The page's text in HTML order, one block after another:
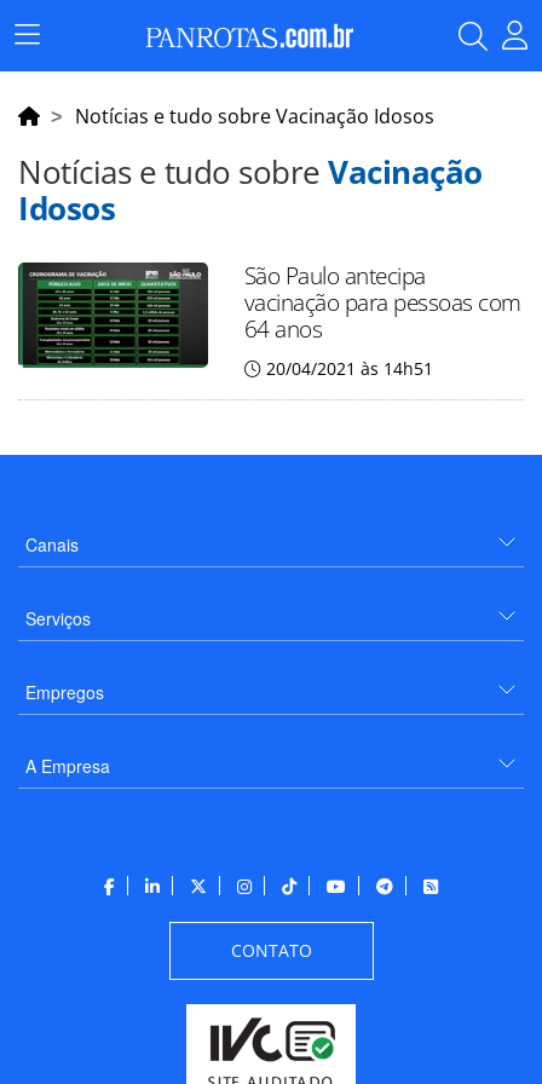
Menu
Principal
Notícias e tudo sobre Vacinação Idosos
Notícias e tudo sobreVacinação
Idosos
São Paulo antecipa
vacinação para pessoas com
64 anos
20/04/2021 às 14h51
Canais
Serviços
Empregos
A Empresa
CONTATO